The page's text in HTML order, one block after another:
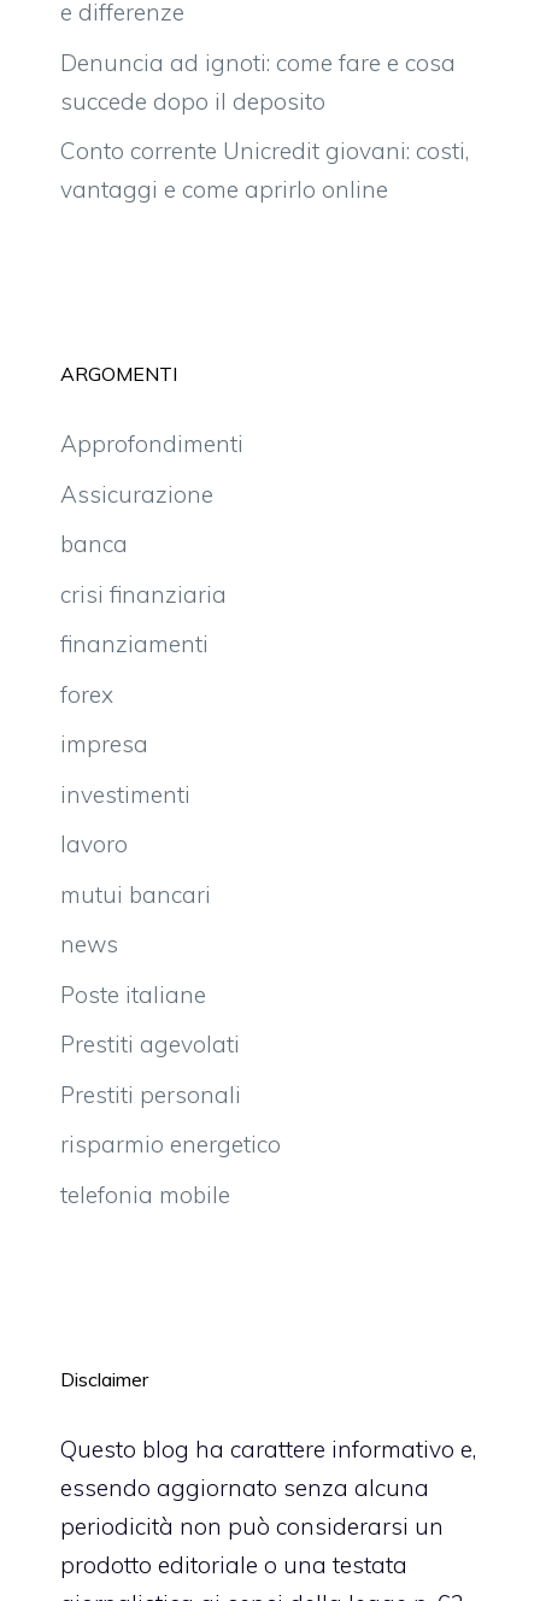
e differenze
Denuncia ad ignoti: come fare e cosa
succede dopo il deposito
Conto corrente Unicredit giovani: costi,
vantaggi e come aprirlo online
ARGOMENTI
Approfondimenti
Assicurazione
banca
crisi finanziaria
finanziamenti
forex
impresa
investimenti
lavoro
mutui bancari
news
Poste italiane
Prestiti agevolati
Prestiti personali
risparmio energetico
telefonia mobile
Disclaimer
Questo blog ha carattere informativo e,
essendo aggiornato senza alcuna
periodicità non può considerarsi un
prodotto editoriale o una testata